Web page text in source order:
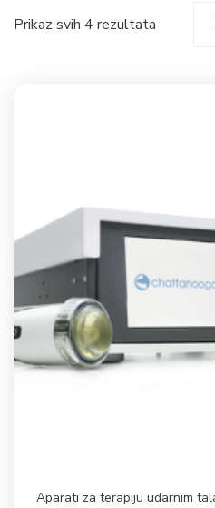
Prikaz svih 4 rezultata
Aparati za terapiju udarnim